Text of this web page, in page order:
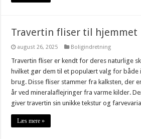
Travertin fliser til hjemmet
august 26, 2025 Boligindretning
Travertin fliser er kendt for deres naturlige
hvilket gør dem til et populært valg for
brug. Disse fliser stammer fra kalksten, der
år ved mineralaflejringer fra varme kilder.
giver travertin sin unikke tekstur og
Læs mere »